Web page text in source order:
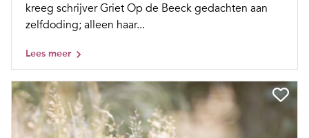
kreeg schrijver Griet Op de Beeck gedachten aan
zelfdoding; alleen haar...
Lees meer